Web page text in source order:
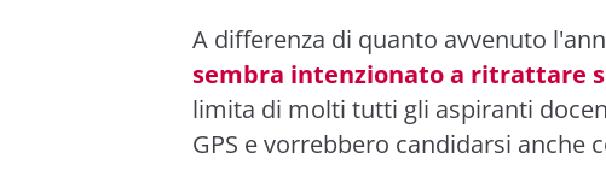
A differenza di quanto avvenuto
sembra intenzionato a ritrattare
limita di molti tutti gli aspiranti
GPS e vorrebbero candidarsi anche